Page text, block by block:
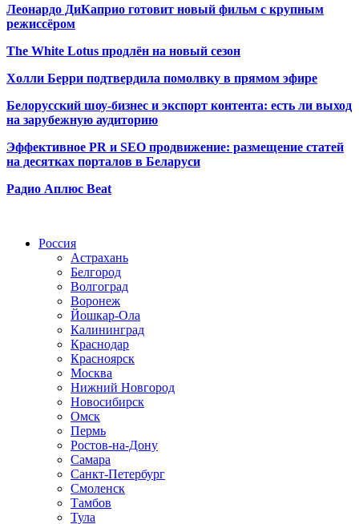
Леонардо ДиКаприо готовит новый фильм с крупным
режиссёром
The White Lotus продлён на новый сезон
Холли Берри подтвердила помолвку в прямом эфире
Белорусский шоу-бизнес и экспорт контента: есть ли выход
на зарубежную аудиторию
Эффективное PR и SEO продвижение: размещение статей
на десятках порталов в Беларуси
Радио Аплюс Beat
Россия
Астрахань
Белгород
Волгоград
Воронеж
Йошкар-Ола
Калининград
Краснодар
Красноярск
Москва
Нижний Новгород
Новосибирск
Омск
Пермь
Ростов-на-Дону
Самара
Санкт-Петербург
Смоленск
Тамбов
Тула